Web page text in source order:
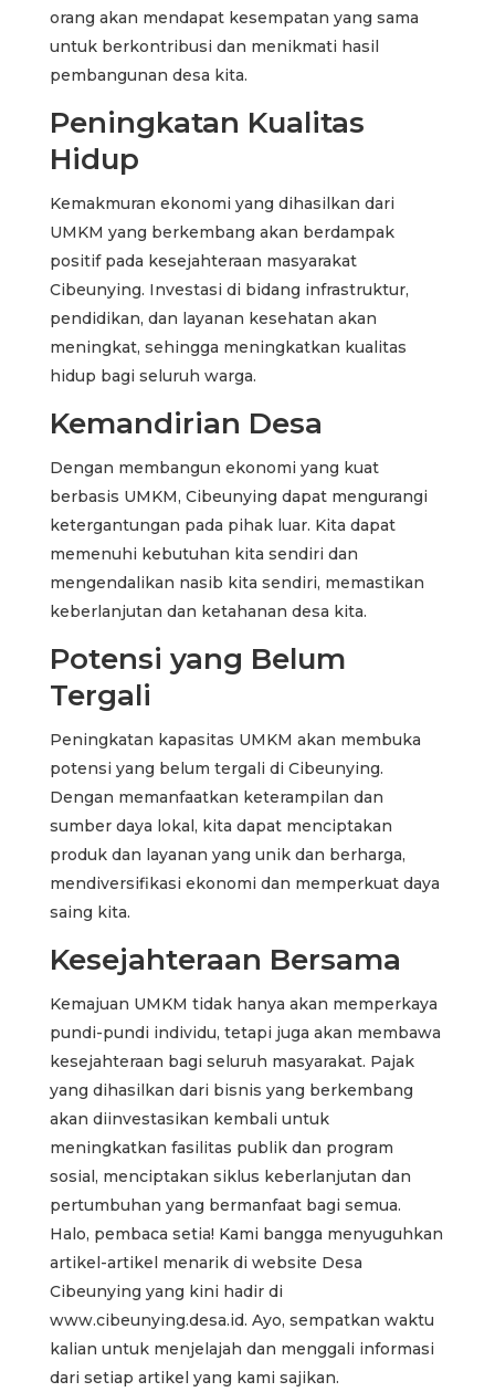
orang akan mendapat kesempatan yang sama
untuk berkontribusi dan menikmati hasil
pembangunan desa kita.
Peningkatan Kualitas
Hidup
Kemakmuran ekonomi yang dihasilkan dari
UMKM yang berkembang akan berdampak
positif pada kesejahteraan masyarakat
Cibeunying. Investasi di bidang infrastruktur,
pendidikan, dan layanan kesehatan akan
meningkat, sehingga meningkatkan kualitas
hidup bagi seluruh warga.
Kemandirian Desa
Dengan membangun ekonomi yang kuat
berbasis UMKM, Cibeunying dapat mengurangi
ketergantungan pada pihak luar. Kita dapat
memenuhi kebutuhan kita sendiri dan
mengendalikan nasib kita sendiri, memastikan
keberlanjutan dan ketahanan desa kita.
Potensi yang Belum
Tergali
Peningkatan kapasitas UMKM akan membuka
potensi yang belum tergali di Cibeunying.
Dengan memanfaatkan keterampilan dan
sumber daya lokal, kita dapat menciptakan
produk dan layanan yang unik dan berharga,
mendiversifikasi ekonomi dan memperkuat daya
saing kita.
Kesejahteraan Bersama
Kemajuan UMKM tidak hanya akan memperkaya
pundi-pundi individu, tetapi juga akan membawa
kesejahteraan bagi seluruh masyarakat. Pajak
yang dihasilkan dari bisnis yang berkembang
akan diinvestasikan kembali untuk
meningkatkan fasilitas publik dan program
sosial, menciptakan siklus keberlanjutan dan
pertumbuhan yang bermanfaat bagi semua.
Halo, pembaca setia! Kami bangga menyuguhkan
artikel-artikel menarik di website Desa
Cibeunying yang kini hadir di
www.cibeunying.desa.id. Ayo, sempatkan waktu
kalian untuk menjelajah dan menggali informasi
dari setiap artikel yang kami sajikan.